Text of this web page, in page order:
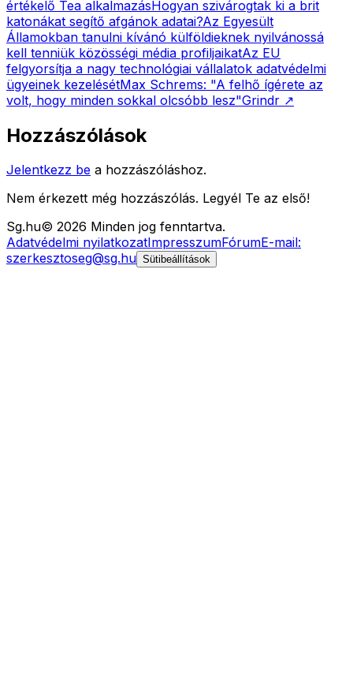
értékelő Tea alkalmazásHogyan szivárogtak ki a brit
katonákat segítő afgánok adatai?Az Egyesült
Államokban tanulni kívánó külföldieknek nyilvánossá
kell tenniük közösségi média profiljaikatAz EU
felgyorsítja a nagy technológiai vállalatok adatvédelmi
ügyeinek kezelésétMax Schrems: "A felhő ígérete az
volt, hogy minden sokkal olcsóbb lesz"Grindr ↗
Hozzászólások
Jelentkezz be a hozzászóláshoz.
Nem érkezett még hozzászólás. Legyél Te az első!
Sg.hu© 2026 Minden jog fenntartva.
Adatvédelmi nyilatkozatImpresszumFórumE-mail:
szerkesztoseg@sg.hu Sütibeállítások